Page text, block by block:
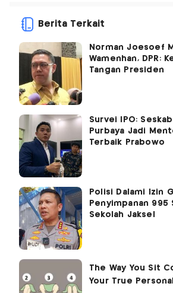
Berita Terkait
Norman Joesoef
Wamenhan, DPR:
Tangan Presiden
Survei IPO:
Purbaya Jadi
Terbaik Prabowo
Polisi Dalami Izin
Penyimpanan 995
Sekolah Jaksel